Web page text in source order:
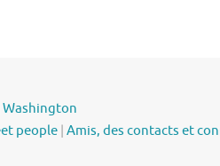
Washington
people Amis, des contacts et